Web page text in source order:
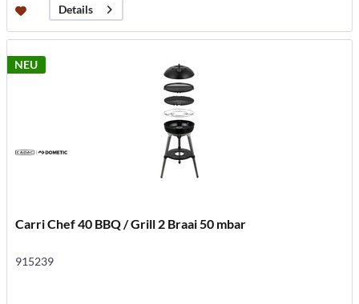
Details
NEU
Carri Chef 40 BBQ / Grill 2 Braai 50 mbar
915239